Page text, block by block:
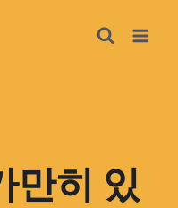
만히 있